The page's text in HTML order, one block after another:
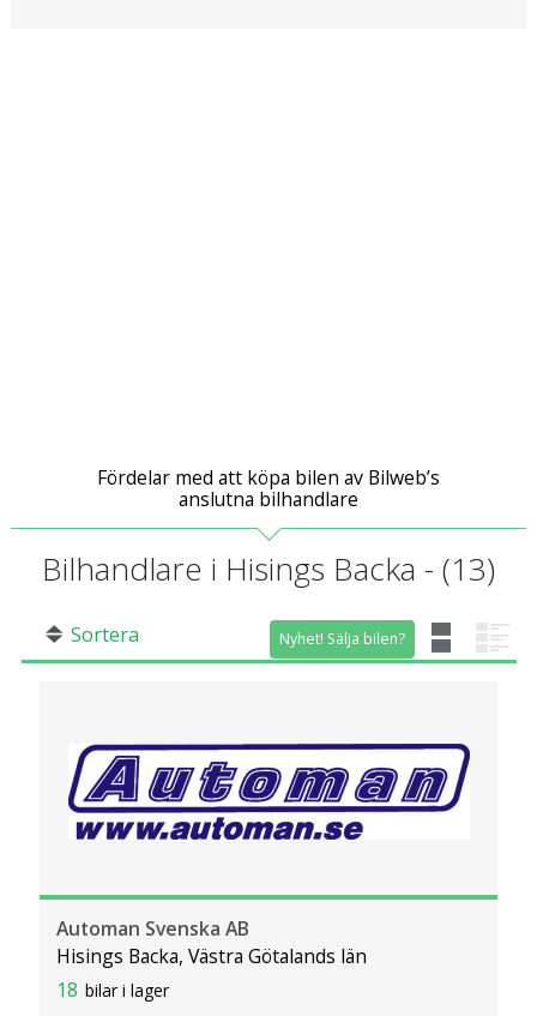
Fördelar med att köpa bilen av Bilweb’s
anslutna bilhandlare
Bilhandlare i Hisings Backa - (13)
Sortera Nyhet! Sälja bilen?
Automan Svenska AB
Hisings Backa, Västra Götalands län
18 bilar i lager